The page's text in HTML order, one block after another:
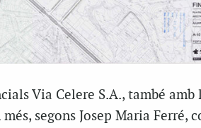
Via Celere S.A., també
més, segons Josep Maria